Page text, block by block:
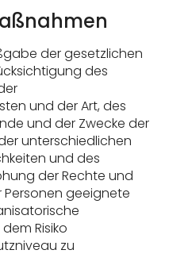
der gesetzlichen
des
und der Art, des
und der Zwecke der
unterschiedlichen
und des
der Rechte und
Personen geeignete
Risiko
zu